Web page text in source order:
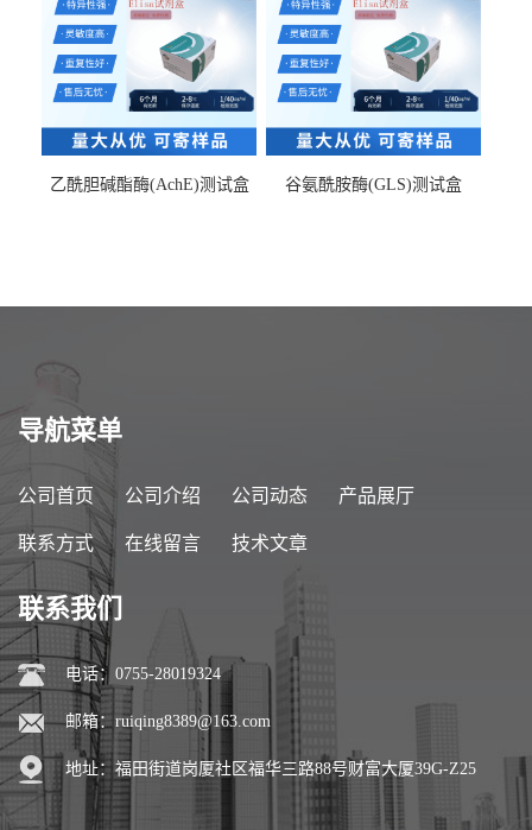
乙酰胆碱酯酶(AchE)测试盒 谷氨酰胺酶(GLS)测试盒
导航菜单
公司首页 公司介绍 公司动态 产品展厅
联系方式 在线留言 技术文章
联系我们
电话：0755-28019324
邮箱： ruiqing8389@163.com
地址：福田街道岗厦社区福华三路88号财富大厦39G-Z25